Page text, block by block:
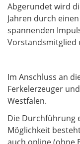
Abgerundet wird
Jahren durch
spannenden
Vorstandsmitglied
Im Anschluss an
Ferkelerzeuger
Westfalen.
Die Durchführung
Möglichkeit